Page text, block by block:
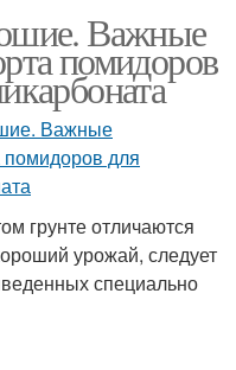
Важные
помидоров
грунте отличаются
урожай, следует
специально